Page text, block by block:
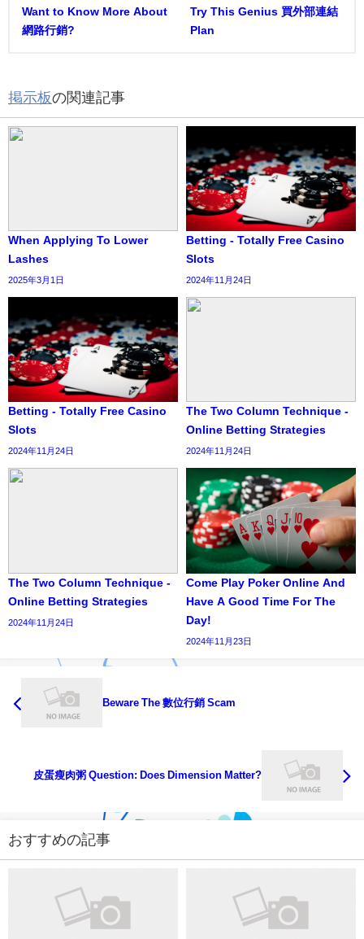
Want to Know More About
網路行銷?
Try This Genius 買外部連結
Plan
掲示板の関連記事
When Applying To Lower
Lashes
2025年3月1日
Betting - Totally Free Casino
Slots
2024年11月24日
Betting - Totally Free Casino
Slots
2024年11月24日
The Two Column Technique -
Online Betting Strategies
2024年11月24日
The Two Column Technique -
Online Betting Strategies
2024年11月24日
Come Play Poker Online And
Have A Good Time For The
Day!
2024年11月23日
Beware The 數位行銷 Scam
皮蛋瘦肉粥 Question: Does Dimension Matter?
おすすめの記事